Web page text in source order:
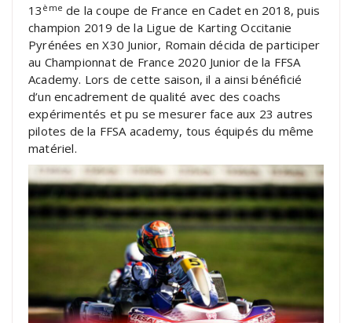
13 ème de la coupe de France en Cadet en 2018, puis
champion 2019 de la Ligue de Karting Occitanie
Pyrénées en X30 Junior, Romain décida de participer
au Championnat de France 2020 Junior de la FFSA
Academy. Lors de cette saison, il a ainsi bénéficié
d’un encadrement de qualité avec des coachs
expérimentés et pu se mesurer face aux 23 autres
pilotes de la FFSA academy, tous équipés du même
matériel.